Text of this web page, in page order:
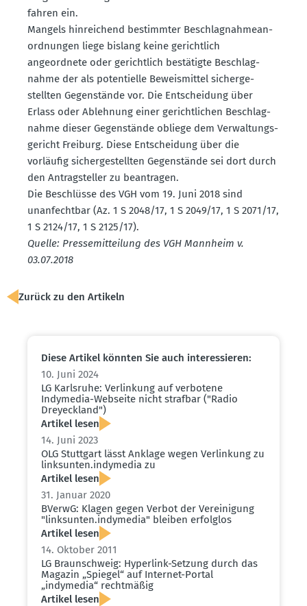
fahren ein.
Mangels hinrei­chend bestimmter Beschlag­nah­me­an­
ord­nungen liege bislang keine gerichtlich
angeordnete oder gerichtlich bestä­tigte Beschlag­
nahme der als poten­tielle Beweis­mittel sicher­ge­
stellten Gegen­stände vor. Die Entscheidung über
Erlass oder Ablehnung einer gericht­lichen Beschlag­
nahme dieser Gegen­stände obliege dem Verwal­tungs­
ge­richt Freiburg. Diese Entscheidung über die
vorläufig sicher­ge­stellten Gegen­stände sei dort durch
den Antrag­steller zu beantragen.
Die Beschlüsse des VGH vom 19. Juni 2018 sind
unanfechtbar (Az. 1 S 2048/17, 1 S 2049/17, 1 S 2071/17,
1 S 2124/17, 1 S 2125/17).
Quelle: Presse­mit­teilung des VGH Mannheim v.
03.07.2018
Zurück zu den Artikeln
Diese Artikel könnten Sie auch inter­es­sieren:
10. Juni 2024
LG Karlsruhe: Verlinkung auf verbotene
Indymedia-Webseite nicht strafbar ("Radio
Dreyeckland")
Artikel lesen
14. Juni 2023
OLG Stuttgart lässt Anklage wegen Verlinkung zu
links­unten.indymedia zu
Artikel lesen
31. Januar 2020
BVerwG: Klagen gegen Verbot der Verei­nigung
"links­unten.indymedia" bleiben erfolglos
Artikel lesen
14. Oktober 2011
LG Braun­schweig: Hyperlink-Setzung durch das
Magazin „Spiegel“ auf Internet-Portal
„indymedia“ recht­mäßig
Artikel lesen